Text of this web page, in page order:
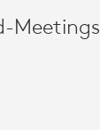
Meetings